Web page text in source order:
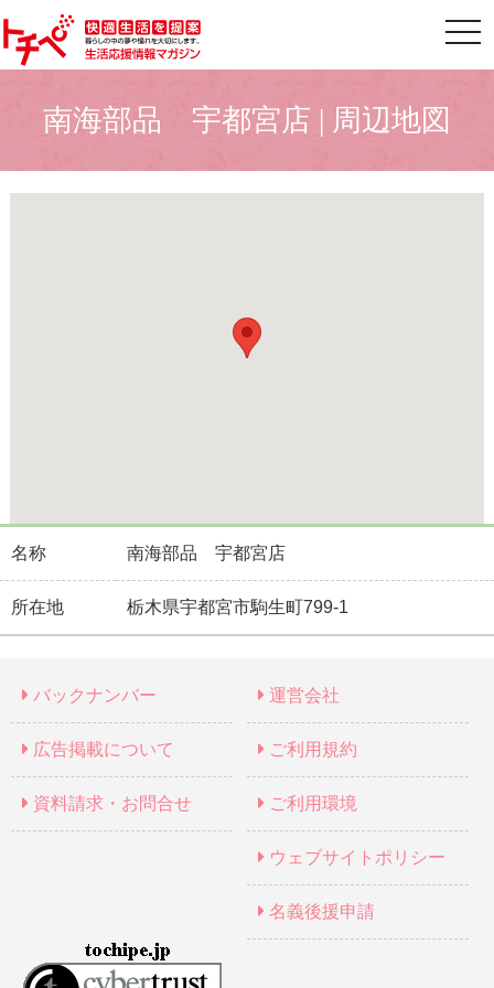
南海部品 宇都宮店 | 周辺地図
名称 南海部品 宇都宮店
所在地 栃木県宇都宮市駒生町799-1
バックナンバー
広告掲載について
資料請求・お問合せ
運営会社
ご利用規約
ご利用環境
ウェブサイトポリシー
名義後援申請